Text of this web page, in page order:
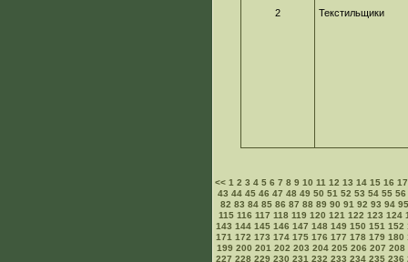
2 Текстильщики
<<1 2 3 4 5 6 7 8 9 10 11 12 13 14 15 16 17
43 44 45 46 47 48 49 50 51 52 53 54 55 56
82 83 84 85 86 87 88 89 90 91 92 93 94 95
115 116 117 118 119 120 121 122 123 124
143 144 145 146 147 148 149 150 151 152
171 172 173 174 175 176 177 178 179 180
199 200 201 202 203 204 205 206 207 208
227 228 229 230 231 232 233 234 235 236